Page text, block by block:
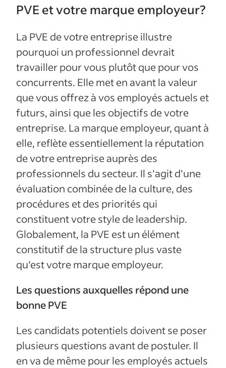
PVE et votre marque employeur?
La PVE de votre entreprise illustre
pourquoi un professionnel devrait
travailler pour vous plutôt que pour vos
concurrents. Elle met en avant la valeur
que vous offrez à vos employés actuels et
futurs, ainsi que les objectifs de votre
entreprise. La marque employeur, quant à
elle, reflète essentiellement la réputation
de votre entreprise auprès des
professionnels du secteur. Il s'agit d'une
évaluation combinée de la culture, des
procédures et des priorités qui
constituent votre style de leadership.
Globalement, la PVE est un élément
constitutif de la structure plus vaste
qu'est votre marque employeur.
Les questions auxquelles répond une
bonne PVE
Les candidats potentiels doivent se poser
plusieurs questions avant de postuler. Il
en va de même pour les employés actuels